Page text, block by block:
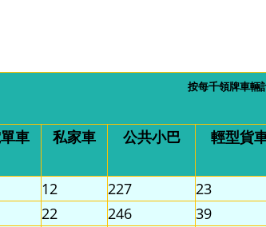
按每千領牌車輛
車 私家車 公共小巴 輕型貨
12 227 23
22 246 39